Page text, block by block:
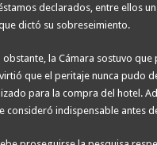
declarados, entre ellos
dictó su sobreseimiento.
obstante, la Cámara sostuvo
que el peritaje nunca pudo
para la compra del hotel.
consideró indispensable antes